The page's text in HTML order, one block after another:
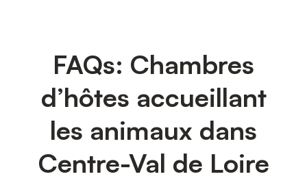
FAQs: Chambres
d’hôtes accueillant
les animaux dans
Centre-Val de Loire